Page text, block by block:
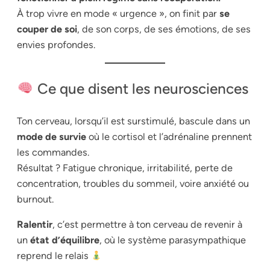
À trop vivre en mode « urgence », on finit par se
couper de soi, de son corps, de ses émotions, de ses
envies profondes.
Ce que disent les neurosciences
Ton cerveau, lorsqu’il est surstimulé, bascule dans un
mode de survie où le cortisol et l’adrénaline prennent
les commandes.
Résultat ? Fatigue chronique, irritabilité, perte de
concentration, troubles du sommeil, voire anxiété ou
burnout.
Ralentir, c’est permettre à ton cerveau de revenir à
un état d’équilibre, où le système parasympathique
reprend le relais